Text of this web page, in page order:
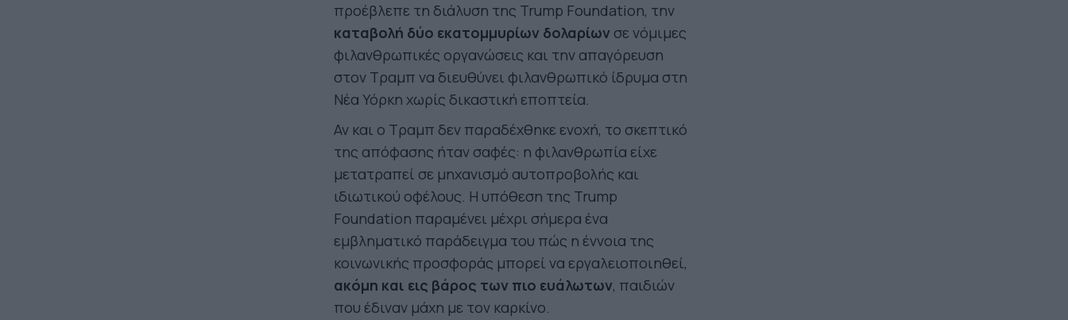
προέβλεπε τη διάλυση της Trump Foundation, την
καταβολή δύο εκατομμυρίων δολαρίωνσε νόμιμες
φιλανθρωπικές οργανώσεις και την απαγόρευση
στον Τραμπ να διευθύνει φιλανθρωπικό ίδρυμα στη
Νέα Υόρκη χωρίς δικαστική εποπτεία.
Αν και ο Τραμπ δεν παραδέχθηκε ενοχή, το σκεπτικό
της απόφασης ήταν σαφές: η φιλανθρωπία είχε
μετατραπεί σε μηχανισμό αυτοπροβολής και
ιδιωτικού οφέλους. Η υπόθεση της Trump
Foundation παραμένει μέχρι σήμερα ένα
εμβληματικό παράδειγμα του πώς η έννοια της
κοινωνικής προσφοράς μπορεί να εργαλειοποιηθεί,
ακόμη και εις βάρος των πιο ευάλωτων, παιδιών
που έδιναν μάχη με τον καρκίνο.